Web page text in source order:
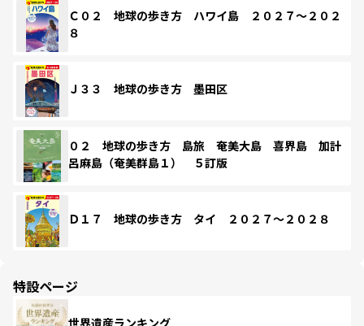
Ｃ０２ 地球の歩き方 ハワイ島 ２０２７～２０２
８
Ｊ３３ 地球の歩き方 墨田区
０２ 地球の歩き方 島旅 奄美大島 喜界島 加計
呂麻島（奄美群島１） ５訂版
Ｄ１７ 地球の歩き方 タイ ２０２７～２０２８
特設ページ